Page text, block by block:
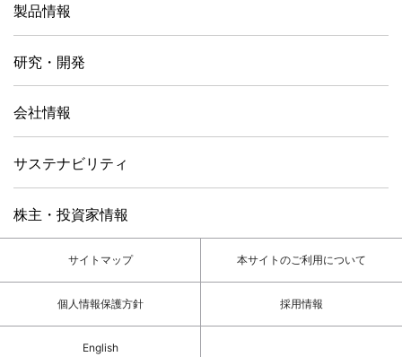
製品情報
研究・開発
会社情報
サステナビリティ
株主・投資家情報
サイトマップ 本サイトのご利用について
個人情報保護方針 採用情報
English